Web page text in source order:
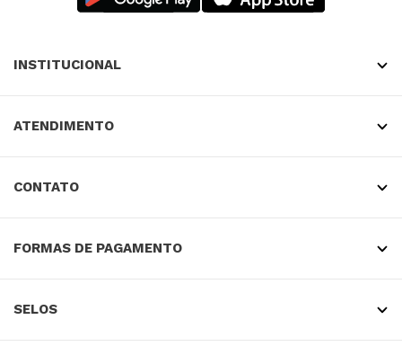
INSTITUCIONAL
ATENDIMENTO
CONTATO
FORMAS DE PAGAMENTO
SELOS